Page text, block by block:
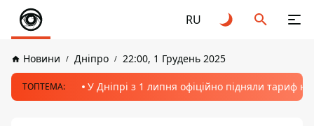
RU
Новини Дніпро 22:00, 1 Грудень 2025
ТОПТЕМА: У Дніпрі з 1 липня офіційно підняли тариф